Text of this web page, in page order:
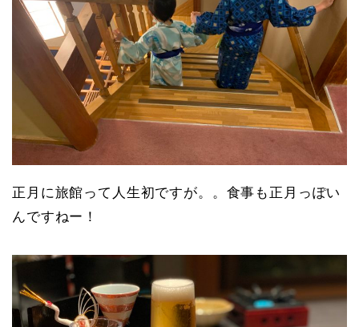
正月に旅館って人生初ですが。。食事も正月っぽい
んですねー！